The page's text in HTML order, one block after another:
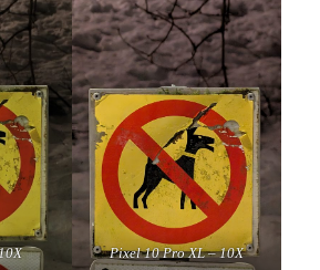
Pixel 10 Pro XL – 10X